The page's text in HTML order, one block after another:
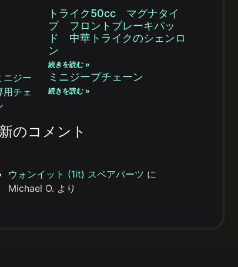
トライク50cc マグナタイ
プ フロントブレーキパッ
ド 中華トライクのシェンロ
ン
続きを読む »
ミニジープチェーン
続きを読む »
のコメント
ウォンイット (1it) スペアパーツ に
Michael O. より